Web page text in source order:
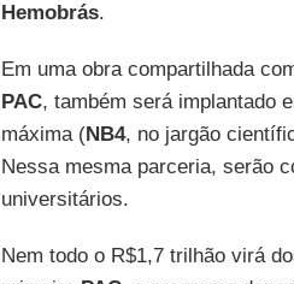
Hemobrás.
Em uma obra compartilhada
PAC, também será implantado
máxima (NB4, no jargão
Nessa mesma parceria, serão
universitários.
Nem todo o R$1,7 trilhão virá